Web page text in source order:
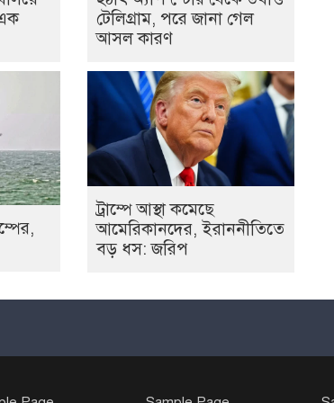
টেলিগ্রাম, পরে জানা গেল
আসল কারণ
ট্রাম্পে আস্থা কমেছে
আমেরিকানদের, ইরাননীতিতে
বড় ধস: জরিপ